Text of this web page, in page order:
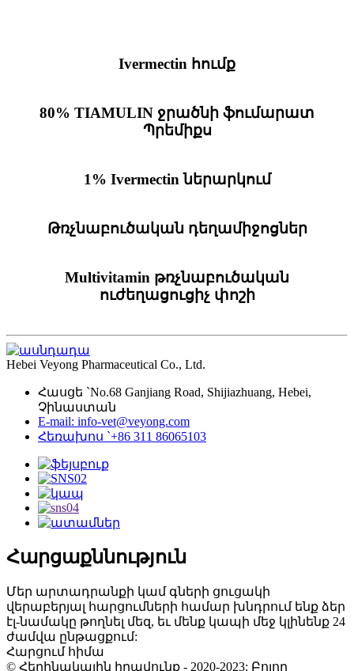
Ivermectin հումք
80% TIAMULIN ջրածնի ֆումարատ
Պրեմիքս
1% Ivermectin ներարկում
Թռչնաբուծական դեղամիջոցներ
Multivitamin թռչնաբուծական
ուժեղացուցիչ փոշի
Hebei Veyong Pharmaceutical Co., Ltd.
Հասցե `No.68 Ganjiang Road, Shijiazhuang, Hebei,
Չինաստան
E-mail: info-vet@veyong.com
Հեռախոս `+86 311 86065103
Հարցաքննություն
Մեր արտադրանքի կամ գների ցուցակի
վերաբերյալ հարցումների համար խնդրում ենք ձեր
էլ-նամակը թողնել մեզ, եւ մենք կապի մեջ կլինենք 24
ժամվա ընթացքում:
Հարցում հիմա
© Հեղինակային իրավունք - 2020-2023: Բոլոր